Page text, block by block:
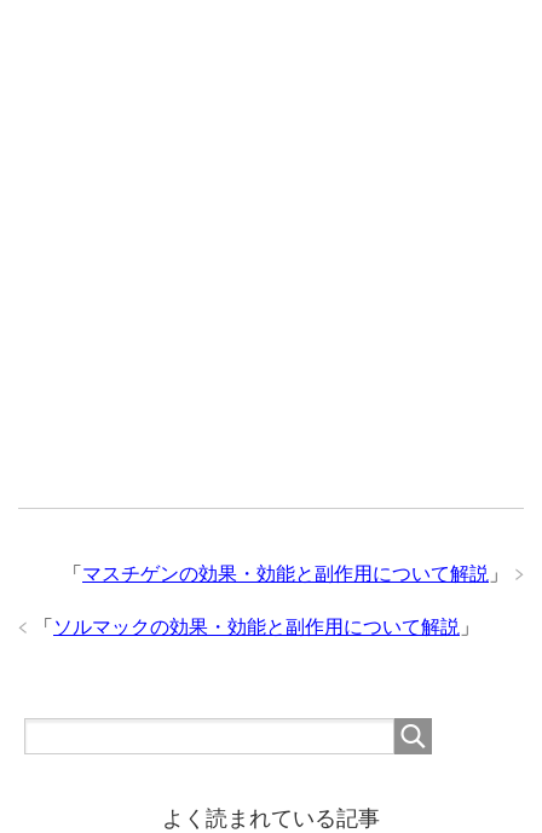
「 マスチゲンの効果・効能と副作用について解説 」
「 ソルマックの効果・効能と副作用について解説 」
よく読まれている記事